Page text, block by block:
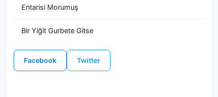
Entarisi Morumuş
Bir Yiğit Gurbete Gitse
Facebook Twitter